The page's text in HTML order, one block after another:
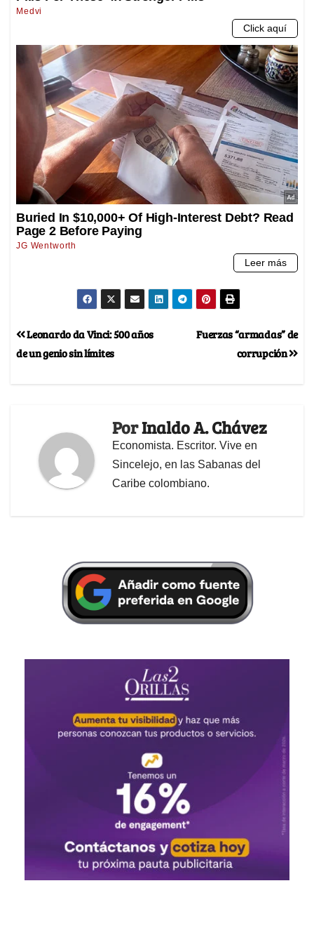
Fuerzas “armadas” de
corrupción
Leonardo da Vinci: 500 años
de un genio sin límites
PorInaldo A. Chávez
Economista. Escritor. Vive en
Sincelejo, en las Sabanas del
Caribe colombiano.